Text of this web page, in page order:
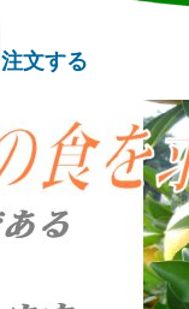
注文する